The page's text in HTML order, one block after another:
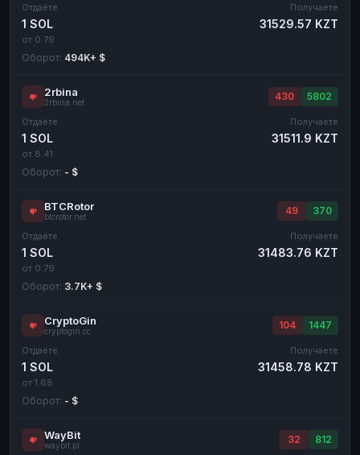
Отдаёте
1 SOL
от 0.79
Получаете
31529.57 KZT
Оборот: 494K+ $
2rbina
2rbina.net
430 5802
Отдаёте
1 SOL
от 8.41
Получаете
31511.9 KZT
Оборот: - $
BTCRotor
btcrotor.net
49 370
Отдаёте
1 SOL
от 0.79
Получаете
31483.76 KZT
Оборот: 3.7K+ $
CryptoGin
cryptogin.cc
104 1447
Отдаёте
1 SOL
от 1.68
Получаете
31458.78 KZT
Оборот: - $
WayBit
waybit.pl
32 812